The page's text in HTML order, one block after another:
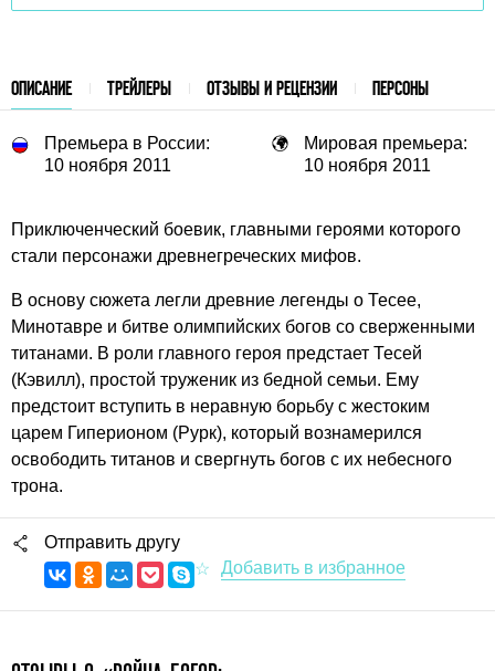
ОПИСАНИЕ ТРЕЙЛЕРЫ ОТЗЫВЫ И РЕЦЕНЗИИ ПЕРСОНЫ
Премьера в России:
10 ноября 2011
Мировая премьера:
10 ноября 2011
Приключенческий боевик, главными героями которого
стали персонажи древнегреческих мифов.
В основу сюжета легли древние легенды о Тесее,
Минотавре и битве олимпийских богов со сверженными
титанами. В роли главного героя предстает Тесей
(Кэвилл), простой труженик из бедной семьи. Ему
предстоит вступить в неравную борьбу с жестоким
царем Гиперионом (Рурк), который вознамерился
освободить титанов и свергнуть богов с их небесного
трона.
Отправить другу